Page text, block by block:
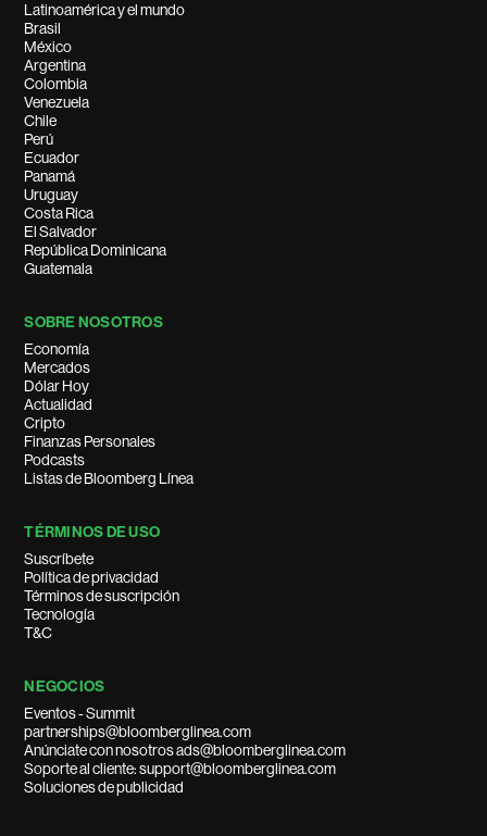
Latinoamérica y el mundo
Brasil
México
Argentina
Colombia
Venezuela
Chile
Perú
Ecuador
Panamá
Uruguay
Costa Rica
El Salvador
República Dominicana
Guatemala
SOBRE NOSOTROS
Economía
Mercados
Dólar Hoy
Actualidad
Cripto
Finanzas Personales
Podcasts
Listas de Bloomberg Línea
TÉRMINOS DE USO
Suscríbete
Política de privacidad
Términos de suscripción
Tecnología
T&C
NEGOCIOS
Eventos - Summit
partnerships@bloomberglinea.com
Anúnciate con nosotros ads@bloomberglinea.com
Soporte al cliente: support@bloomberglinea.com
Soluciones de publicidad